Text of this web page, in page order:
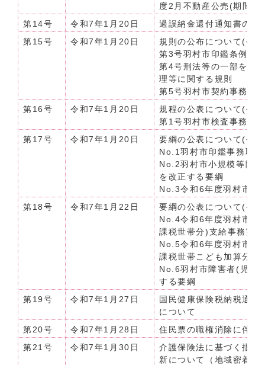
度2月不動産公売(期間郵
第14号
令和7年1月20日
過誤納金還付通知書の公
第15号
令和7年1月20日
規則の公布について(令
第3号羽村市印鑑条例施
第4号刑法等の一部を改
理等に関する規則
第5号羽村市契約事務規
第16号
令和7年1月20日
規程の公表について(令
第1号羽村市検査事務規
第17号
令和7年1月20日
要綱の公表について(令
No.1羽村市印鑑事務取
No.2羽村市小規模等随
を改正する要綱
No.3令和6年度羽村市保
第18号
令和7年1月22日
要綱の公表について(令
No.4令和6年度羽村市物
課税世帯分)支給事務実
No.5令和6年度羽村市物
課税世帯こども加算分)
No.6羽村市障害者(児)お
する要綱
第19号
令和7年1月27日
国民健康保険税納税通
について
第20号
令和7年1月28日
住民票の職権消除に伴
第21号
令和7年1月30日
介護保険法に基づく指定
新について（地域密着